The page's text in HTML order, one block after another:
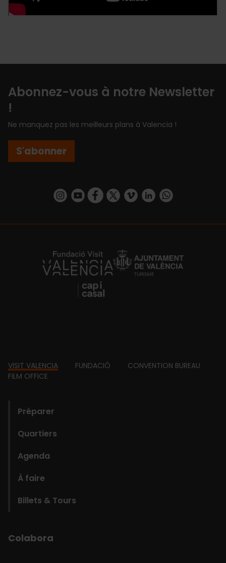
Abonnez-vous à notre Newsletter
!
Ne manquez pas les meilleurs plans à Valencia !
S'abonner
https://www.instagram.com/visit_valencia/
https://www.youtube.com/user/
https://www.facebook.com/
https://twitter.com/
https://vimeo.com/
https://www.linkedin.com/company/turismo-valencia/https://api.whatsapp.com/send/
https://fundacion.visitvalencia.com/
Footer
VISIT VALENCIA FUNDACIÓ
CONVENTION BUREAU
FILM OFFICE
Préparer
Quartiers
Agenda
À faire
Billets & Tours
Colabora